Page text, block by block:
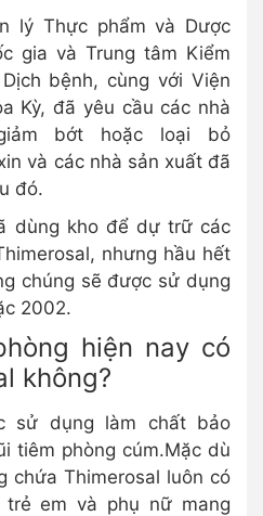
lý Thực phẩm và Dược
gia và Trung tâm Kiểm
bệnh, cùng với Viện
Kỳ, đã yêu cầu các nhà
bớt hoặc loại bỏ
và các nhà sản xuất đã
đó.
dùng kho để dự trữ các
nhưng hầu hết
chúng sẽ được sử dụng
2002.
hiện nay có
không?
sử dụng làm chất bảo
tiêm phòng cúm.Mặc dù
chứa Thimerosal luôn có
em và phụ nữ mang